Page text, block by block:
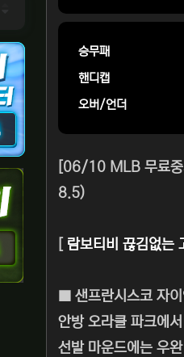
승무패
핸디캡
오버/언더
[06/10 MLB 무료중
8.5)
람보티비 끊김없는
■ 샌프란시스코 자
안방 오라클 파크에
선발 마운드에는 우